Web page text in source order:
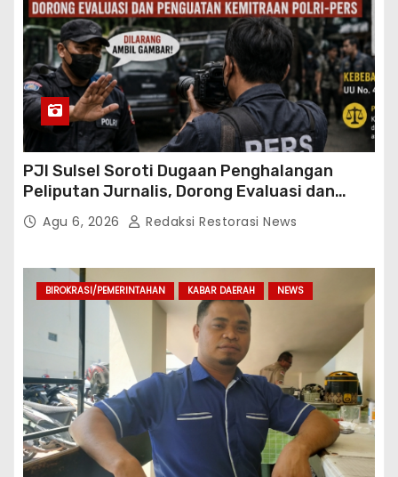
PJI Sulsel Soroti Dugaan Penghalangan
Peliputan Jurnalis, Dorong Evaluasi dan
Penguatan Kemitraan Polri-Pers
Agu 6, 2026 Redaksi Restorasi News
BIROKRASI/PEMERINTAHAN KABAR DAERAH NEWS